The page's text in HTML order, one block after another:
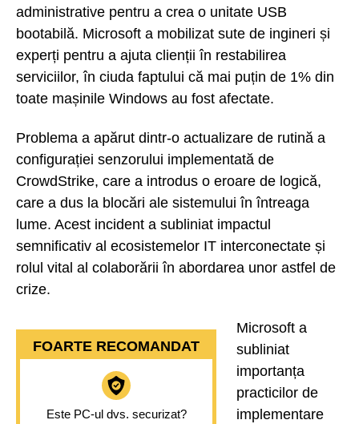
administrative pentru a crea o unitate USB
bootabilă. Microsoft a mobilizat sute de ingineri și
experți pentru a ajuta clienții în restabilirea
serviciilor, în ciuda faptului că mai puțin de 1% din
toate mașinile Windows au fost afectate.
Problema a apărut dintr-o actualizare de rutină a
configurației senzorului implementată de
CrowdStrike, care a introdus o eroare de logică,
care a dus la blocări ale sistemului în întreaga
lume. Acest incident a subliniat impactul
semnificativ al ecosistemelor IT interconectate și
rolul vital al colaborării în abordarea unor astfel de
crize.
FOARTE RECOMANDAT
Este PC-ul dvs. securizat?
Microsoft a
subliniat
importanța
practicilor de
implementare